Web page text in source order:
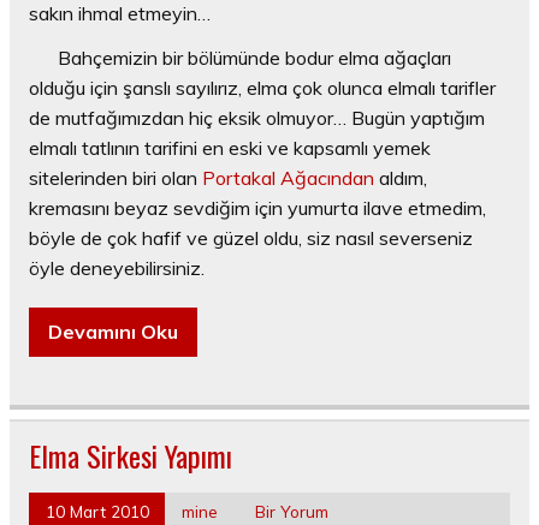
sakın ihmal etmeyin…
Bahçemizin bir bölümünde bodur elma ağaçları
olduğu için şanslı sayılırız, elma çok olunca elmalı tarifler
de mutfağımızdan hiç eksik olmuyor… Bugün yaptığım
elmalı tatlının tarifini en eski ve kapsamlı yemek
sitelerinden biri olan Portakal Ağacından aldım,
kremasını beyaz sevdiğim için yumurta ilave etmedim,
böyle de çok hafif ve güzel oldu, siz nasıl severseniz
öyle deneyebilirsiniz.
Devamını Oku
Elma Sirkesi Yapımı
10 Mart 2010 mine Bir Yorum